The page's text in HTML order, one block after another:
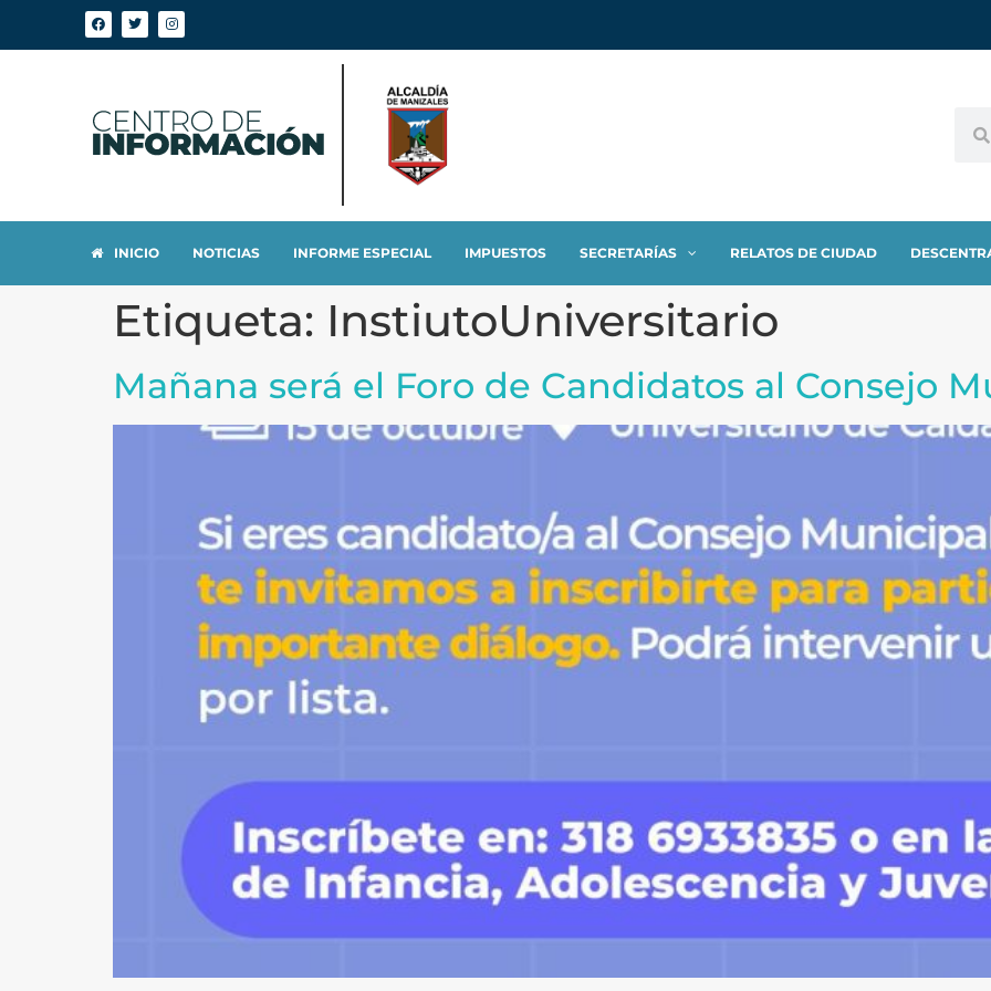
INICIO NOTICIAS INFORME ESPECIAL IMPUESTOS SECRETARÍAS RELATOS DE CIUDAD
Etiqueta: InstiutoUniversitario
Mañana será el Foro de Candidatos al Consejo